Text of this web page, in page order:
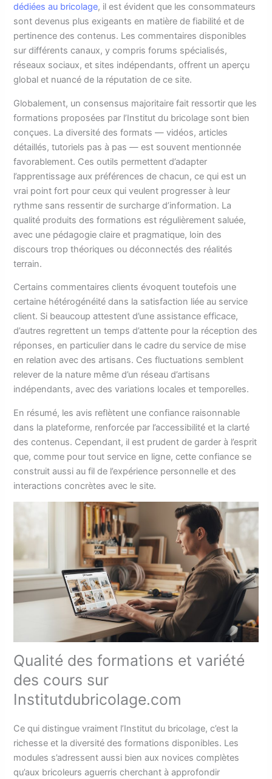
dédiées au bricolage, il est évident que les consommateurs
sont devenus plus exigeants en matière de fiabilité et de
pertinence des contenus. Les commentaires disponibles
sur différents canaux, y compris forums spécialisés,
réseaux sociaux, et sites indépendants, offrent un aperçu
global et nuancé de la réputation de ce site.
Globalement, un consensus majoritaire fait ressortir que les
formations proposées par l’Institut du bricolage sont bien
conçues. La diversité des formats — vidéos, articles
détaillés, tutoriels pas à pas — est souvent mentionnée
favorablement. Ces outils permettent d’adapter
l’apprentissage aux préférences de chacun, ce qui est un
vrai point fort pour ceux qui veulent progresser à leur
rythme sans ressentir de surcharge d’information. La
qualité produits des formations est régulièrement saluée,
avec une pédagogie claire et pragmatique, loin des
discours trop théoriques ou déconnectés des réalités
terrain.
Certains commentaires clients évoquent toutefois une
certaine hétérogénéité dans la satisfaction liée au service
client. Si beaucoup attestent d’une assistance efficace,
d’autres regrettent un temps d’attente pour la réception des
réponses, en particulier dans le cadre du service de mise
en relation avec des artisans. Ces fluctuations semblent
relever de la nature même d’un réseau d’artisans
indépendants, avec des variations locales et temporelles.
En résumé, les avis reflètent une confiance raisonnable
dans la plateforme, renforcée par l’accessibilité et la clarté
des contenus. Cependant, il est prudent de garder à l’esprit
que, comme pour tout service en ligne, cette confiance se
construit aussi au fil de l’expérience personnelle et des
interactions concrètes avec le site.
Qualité des formations et variété
des cours sur
Institutdubricolage.com
Ce qui distingue vraiment l’Institut du bricolage, c’est la
richesse et la diversité des formations disponibles. Les
modules s’adressent aussi bien aux novices complètes
qu’aux bricoleurs aguerris cherchant à approfondir